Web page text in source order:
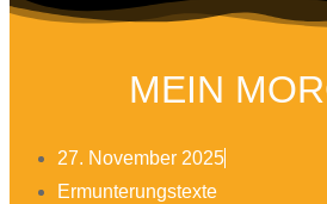
MEIN
27. November 2025
Ermunterungstexte